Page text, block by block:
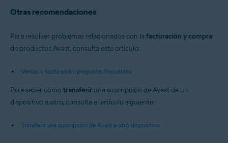
Otras recomendaciones
Para resolver problemas relacionados con la facturación y compra
de productos Avast, consulta este artículo:
Ventas y facturación: preguntas frecuentes
Para saber cómo transferir una suscripción de Avast de un
dispositivo a otro, consulta el artículo siguiente:
Transferir una suscripción de Avast a otro dispositivo